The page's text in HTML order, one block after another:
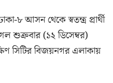
৮ আসন থেকে স্বতন্ত্র প্রার্থী
শুক্রবার (১২ ডিসেম্বর)
সিটির বিজয়নগর এলাকায়